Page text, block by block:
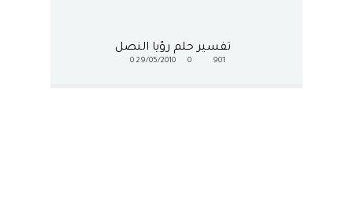
تفسير حلم رؤيا النصل
901
0
29/05/2010
0